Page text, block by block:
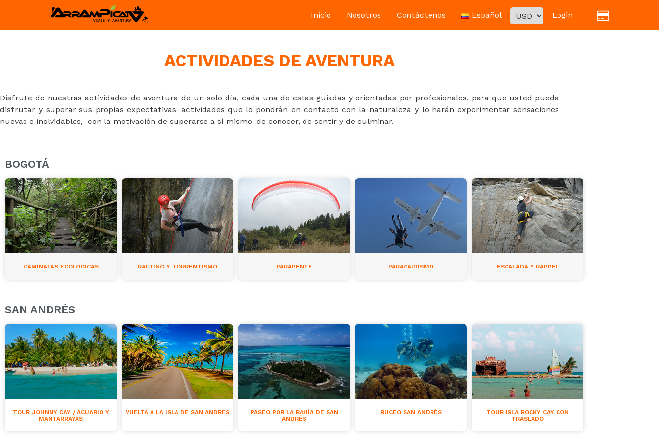
Inicio Nosotros Contáctenos Español Login
ACTIVIDADES DE AVENTURA
Disfrute de nuestras actividades de aventura de un solo día, cada una de estas guiadas y orientadas por profesionales, para que usted pueda
disfrutar y superar sus propias expectativas; actividades que lo pondrán en contacto con la naturaleza y lo harán experimentar sensaciones
nuevas e inolvidables, con la motivación de superarse a sí mismo, de conocer, de sentir y de culminar.
BOGOTÁ
CAMINATAS ECOLOGICAS RAFTING Y TORRENTISMO PARAPENTE PARACAIDISMO ESCALADA Y RAPPEL
SAN ANDRÉS
TOUR JOHNNY CAY / ACUARIO Y
MANTARRAYAS
VUELTA A LA ISLA DE SAN ANDRES
PASEO POR LA BAHÍA DE SAN
ANDRÉS
BUCEO SAN ANDRÉS
TOUR ISLA ROCKY CAY CON
TRASLADO